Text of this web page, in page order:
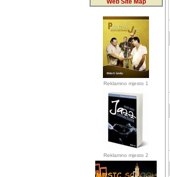
Web Site Map
Reklamno mjesto 1
Reklamno mjesto 2